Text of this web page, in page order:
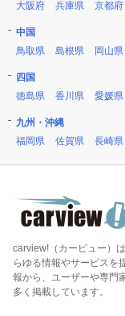
大阪府
兵庫県 京都府
中国
鳥取県
島根県 岡山県
四国
徳島県
香川県 愛媛県
九州・沖縄
福岡県
佐賀県 長崎県
carview!（カービュー）
らゆる情報やサービスを
報から、ユーザーや専門
多く掲載しています。